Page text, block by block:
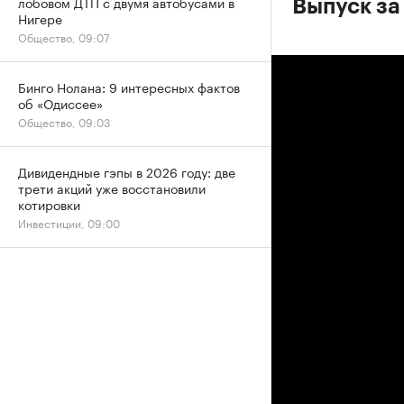
Выпуск
Нигере
Общество, 09:07
Бинго Нолана: 9 интересных фактов
об «Одиссее»
Общество, 09:03
Дивидендные гэпы в 2026 году: две
трети акций уже восстановили
котировки
Инвестиции, 09:00